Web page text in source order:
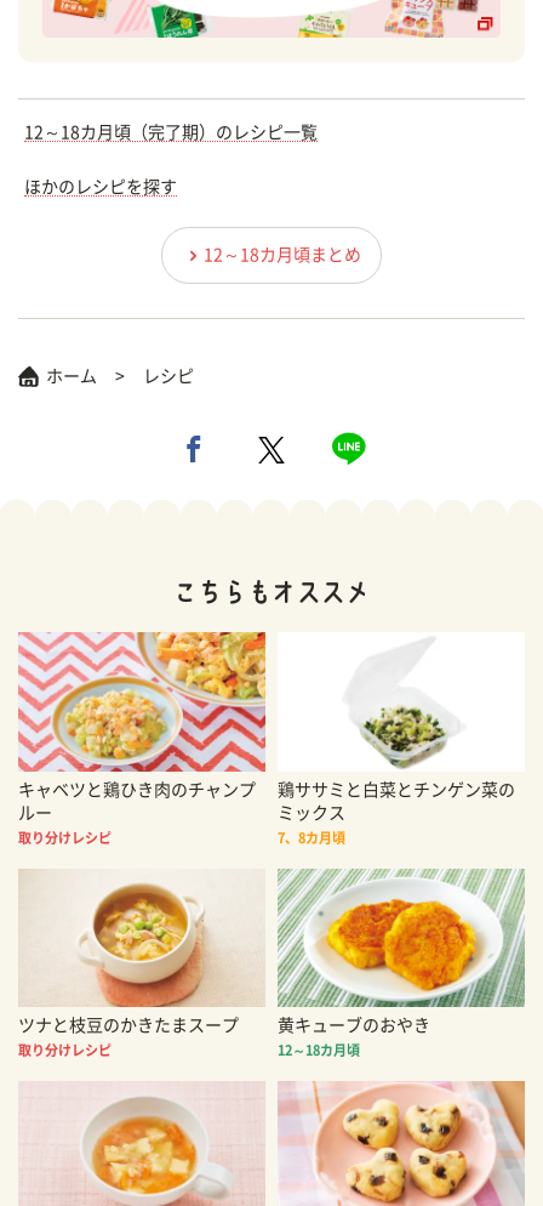
12～18カ月頃（完了期）のレシピ一覧
ほかのレシピを探す
12～18カ月頃まとめ
ホーム レシピ
キャベツと鶏ひき肉のチャンプ
ルー
取り分けレシピ
鶏ササミと白菜とチンゲン菜の
ミックス
7、8カ月頃
ツナと枝豆のかきたまスープ
取り分けレシピ
黄キューブのおやき
12～18カ月頃